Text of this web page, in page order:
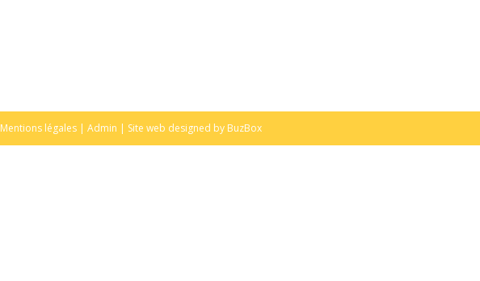
Mentions légales | Admin | Site web designed by BuzBox